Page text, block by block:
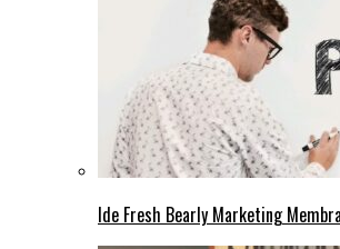
Ide Fresh Bearly Marketing